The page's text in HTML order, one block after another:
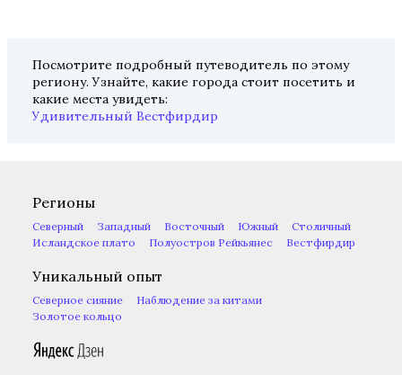
Посмотрите подробный путеводитель по этому
региону. Узнайте, какие города стоит посетить и
какие места увидеть:
Удивительный Вестфирдир
Регионы
Северный Западный Восточный Южный
Столичный
Исландское плато
Полуостров Рейкьянес Вестфирдир
Уникальный опыт
Северное сияние
Наблюдение за китами
Золотое кольцо